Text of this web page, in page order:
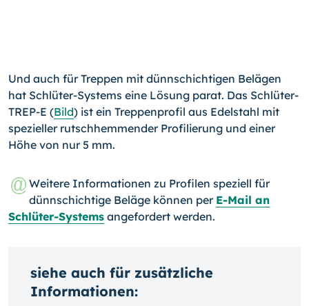
Und auch für Treppen mit dünnschichtigen Belägen
hat Schlüter-Systems eine Lösung parat. Das Schlüter-
TREP-E (Bild) ist ein Treppenprofil aus Edelstahl mit
spezieller rutschhemmender Profilierung und einer
Höhe von nur 5 mm.
Weitere Informationen zu Profilen speziell für
dünnschichtige Beläge können per E-Mail an
Schlüter-Systems angefordert werden.
siehe auch für zusätzliche
Informationen: